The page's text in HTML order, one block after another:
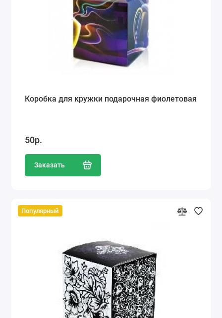
Коробка для кружки подарочная фиолетовая
50р.
Заказать
Популярный